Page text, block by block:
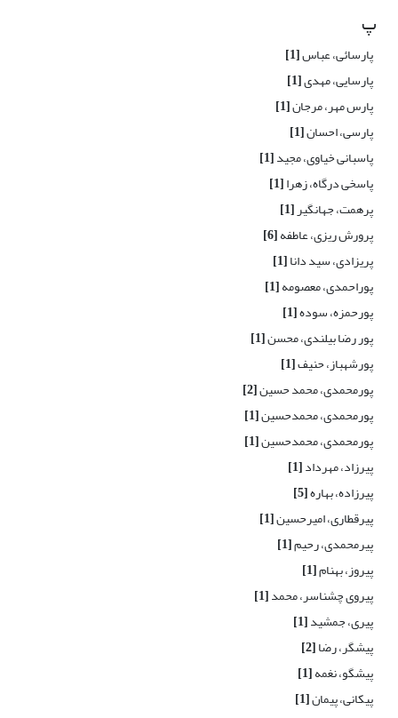
پ
پارسائی، عباس[1]
پارسایی، مهدی[1]
پارس مهر، مرجان[1]
پارسی، احسان[1]
پاسبانی خیاوی، مجید[1]
پاسخی درگاه، زهرا[1]
پرهمت، جهانگیر[1]
پرورش ریزی، عاطفه[6]
پریزادی، سید دانا[1]
پوراحمدی، معصومه[1]
پورحمزه، سوده[1]
پور رضا بیلندی، محسن[1]
پورشهباز، حنیف[1]
پورمحمدی، محمد حسین[2]
پورمحمدی، محمدحسین[1]
پورمحمدی، محمدحسین[1]
پیرزاد، مهرداد[1]
پیرزاده، بهاره[5]
پیرقطاری، امیرحسین[1]
پیرمحمدی، رحیم[1]
پیروز، بهنام[1]
پیروی چشناسر، محمد[1]
پیری، جمشید[1]
پیشگر، رضا[2]
پیشگو، نغمه[1]
پیکانی، پیمان[1]